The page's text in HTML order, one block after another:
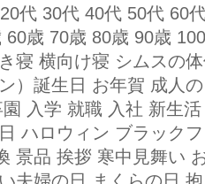
代 30代 40代 50代 60
60歳 70歳 80歳 90歳
寝 横向け寝 シムスの
）誕生日 お年賀 成人
入学 就職 入社 新生
ハロウィン ブラック
景品 挨拶 寒中見舞い